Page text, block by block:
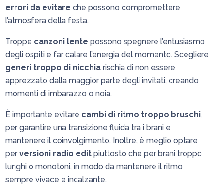
errori da evitare che possono compromettere
l’atmosfera della festa.
Troppe canzoni lente possono spegnere l’entusiasmo
degli ospiti e far calare l’energia del momento. Scegliere
generi troppo di nicchia rischia di non essere
apprezzato dalla maggior parte degli invitati, creando
momenti di imbarazzo o noia.
È importante evitare cambi di ritmo troppo bruschi,
per garantire una transizione fluida tra i brani e
mantenere il coinvolgimento. Inoltre, è meglio optare
perversioni radio edit piuttosto che per brani troppo
lunghi o monotoni, in modo da mantenere il ritmo
sempre vivace e incalzante.